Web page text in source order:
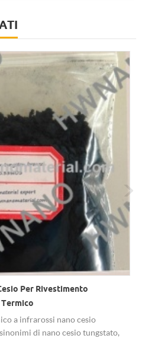
Per Rivestimento
a infrarossi nano cesio
di nano cesio tungstato,